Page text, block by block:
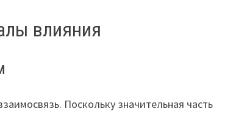
влияния
Поскольку значительная часть